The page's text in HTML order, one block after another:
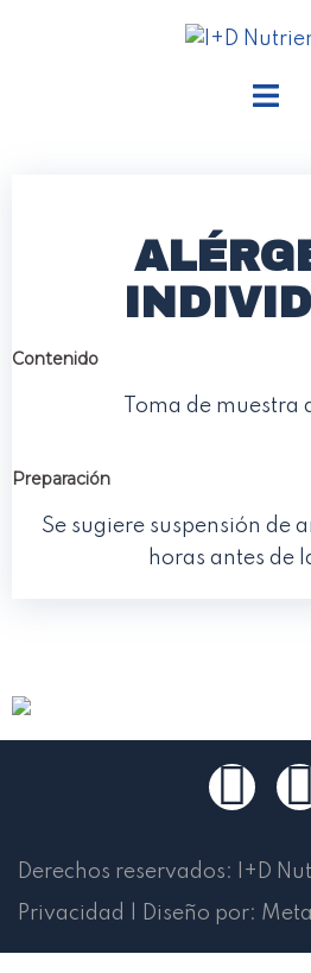
Contenido
Toma de muestra
Preparación
Se sugiere suspensión de
horas antes de
Derechos reservados: I+D
Privacidad
Diseño por: